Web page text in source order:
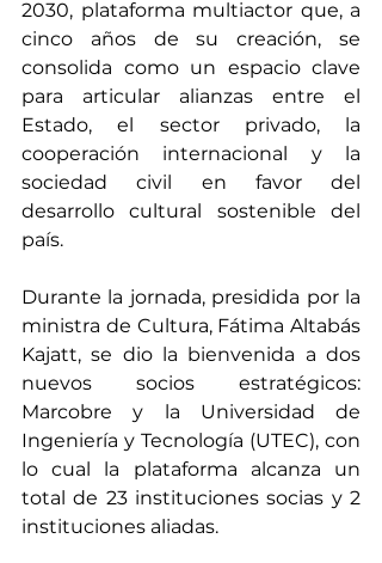
2030, plataforma multiactor que, a
cinco años de su creación, se
consolida como un espacio clave
para articular alianzas entre el
Estado, el sector privado, la
cooperación internacional y la
sociedad civil en favor del
desarrollo cultural sostenible del
país.
Durante la jornada, presidida por la
ministra de Cultura, Fátima Altabás
Kajatt, se dio la bienvenida a dos
nuevos socios estratégicos:
Marcobre y la Universidad de
Ingeniería y Tecnología (UTEC), con
lo cual la plataforma alcanza un
total de 23 instituciones socias y 2
instituciones aliadas.